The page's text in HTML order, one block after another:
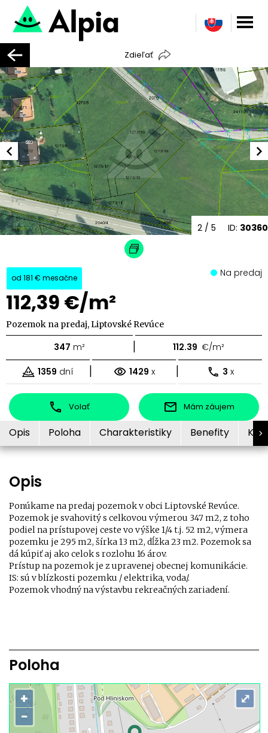
Zdieľať
ID: 30360
2 / 5
od 181 € mesačne
112,39 €/m²
Na predaj
Pozemok na predaj, Liptovské Revúce
347 m² | 112.39 €/m²
1359 dní | 1429 x | 3 x
Volať Mám záujem
Opis Poloha Charakteristiky Benefity
Opis
Ponúkame na predaj pozemok v obci Liptovské Revúce.
Pozemok je svahovitý s celkovou výmerou 347 m2, z toho
podiel na prístupovej ceste vo výške 1/4 t.j. 52 m2, výmera
pozemku je 295 m2, šírka 13 m2, dĺžka 23 m2. Pozemok sa
dá kúpiť aj ako celok s rozlohu 16 árov.
Prístup na pozemok je z upravenej obecnej komunikácie.
IS: sú v blízkosti pozemku / elektrika, voda/.
Pozemok vhodný na výstavbu rekreačných zariadení.
Poloha
+
−
⤢